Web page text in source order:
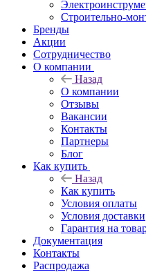
Строительно-
Бренды
Акции
Сотрудничество
О компании
Назад
О компании
Отзывы
Вакансии
Контакты
Партнеры
Блог
Как купить
Назад
Как купить
Условия оплаты
Условия доставки
Гарантия на
Документация
Контакты
Распродажа